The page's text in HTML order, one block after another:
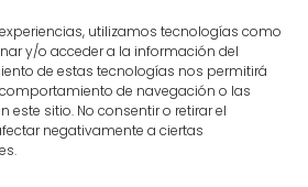
utilizamos tecnologías como
y/o acceder a la información del
de estas tecnologías nos permitirá
de navegación o las
este sitio. No consentir o retirar el
negativamente a ciertas
con Alzheimer
con Parkinson
con ELA
para personas que